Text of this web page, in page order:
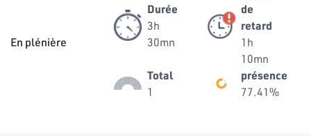
En plénière
Durée
3h
30mn
de
retard
1h
10mn
Total
1
présence
77.41%